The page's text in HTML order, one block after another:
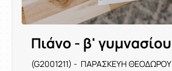
Πιάνο - β' γυμνασίου
(G2001211) - ΠΑΡΑΣΚΕΥΗ ΘΕΟΔΩΡΟΥ